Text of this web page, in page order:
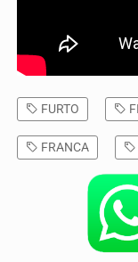
FURTO
FRANCA